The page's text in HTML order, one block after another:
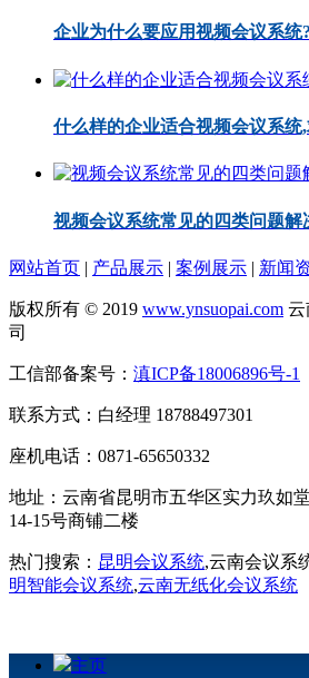
企业为什么要应用视频会议系统
什么样的企业适合视频会议系统
视频会议系统常见的四类问题解
网站首页 | 产品展示 | 案例展示 | 新闻
版权所有 © 2019 www.ynsuopai.com 云
司
工信部备案号： 滇ICP备18006896号-1
联系方式：白经理 18788497301
座机电话：0871-65650332
地址：云南省昆明市五华区实力玖如
14-15号商铺二楼
热门搜索： 昆明会议系统,云南会议系
明智能会议系统,云南无纸化会议系统
主页